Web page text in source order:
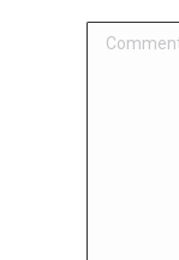
Comment